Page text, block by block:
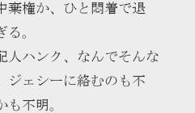
棄権か、ひと悶着で退
。
人ハンク、なんでそんな
ジェシーに絡むのも不
も不明。